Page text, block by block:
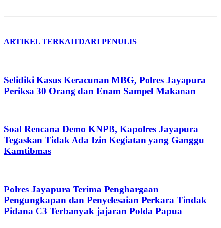
ARTIKEL TERKAITDARI PENULIS
Selidiki Kasus Keracunan MBG, Polres Jayapura
Periksa 30 Orang dan Enam Sampel Makanan
Soal Rencana Demo KNPB, Kapolres Jayapura
Tegaskan Tidak Ada Izin Kegiatan yang Ganggu
Kamtibmas
Polres Jayapura Terima Penghargaan
Pengungkapan dan Penyelesaian Perkara Tindak
Pidana C3 Terbanyak jajaran Polda Papua